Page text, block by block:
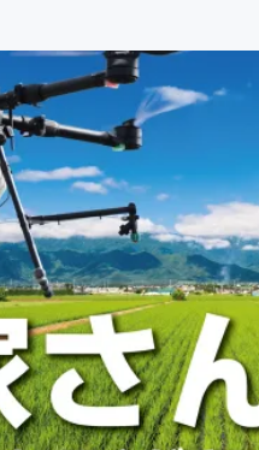
・ガジェット
書
業 チ
地域活性化